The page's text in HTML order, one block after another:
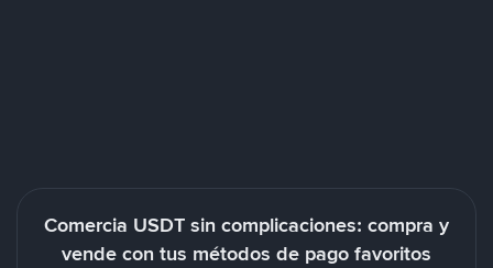
Comercia USDT sin complicaciones: compra y
vende con tus métodos de pago favoritos